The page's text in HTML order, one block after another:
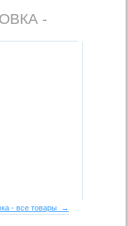
-
- все товары →